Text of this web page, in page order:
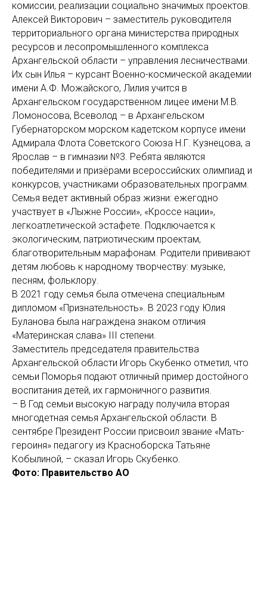
комиссии, реализации социально значимых проектов.
Алексей Викторович – заместитель руководителя
территориального органа министерства природных
ресурсов и лесопромышленного комплекса
Архангельской области – управления лесничествами.
Их сын Илья – курсант Военно-космической академии
имени А.Ф. Можайского, Лилия учится в
Архангельском государственном лицее имени М.В.
Ломоносова, Всеволод – в Архангельском
Губернаторском морском кадетском корпусе имени
Адмирала Флота Советского Союза Н.Г. Кузнецова, а
Ярослав – в гимназии №3. Ребята являются
победителями и призёрами всероссийских олимпиад и
конкурсов, участниками образовательных программ.
Семья ведет активный образ жизни: ежегодно
участвует в «Лыжне России», «Кроссе нации»,
легкоатлетической эстафете. Подключается к
экологическим, патриотическим проектам,
благотворительным марафонам. Родители прививают
детям любовь к народному творчеству: музыке,
песням, фольклору.
В 2021 году семья была отмечена специальным
дипломом «Признательность». В 2023 году Юлия
Буланова была награждена знаком отличия
«Материнская слава» III степени.
Заместитель председателя правительства
Архангельской области Игорь Скубенко отметил, что
семьи Поморья подают отличный пример достойного
воспитания детей, их гармоничного развития.
– В Год семьи высокую награду получила вторая
многодетная семья Архангельской области. В
сентябре Президент России присвоил звание «Мать-
героиня» педагогу из Красноборска Татьяне
Кобылиной, – сказал Игорь Скубенко.
Фото: Правительство АО